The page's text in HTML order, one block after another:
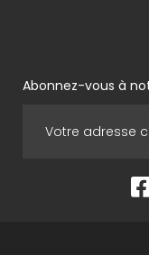
Abonnez-vous à